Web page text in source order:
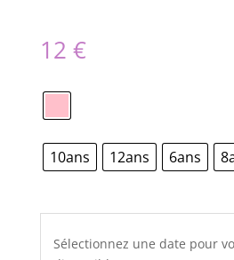
12 €
10ans 12ans 6ans
Sélectionnez une date pour